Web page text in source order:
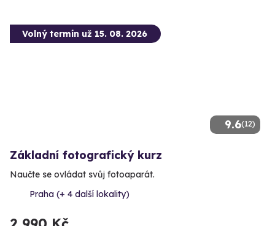
9.6(12)
Volný termín už 15. 08. 2026
Základní fotografický kurz
Naučte se ovládat svůj fotoaparát.
Praha (+ 4 další lokality)